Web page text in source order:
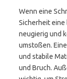
Wenn eine
Sicherheit eine
neugierig und
umstoßen.
und stabile
und Bruch.